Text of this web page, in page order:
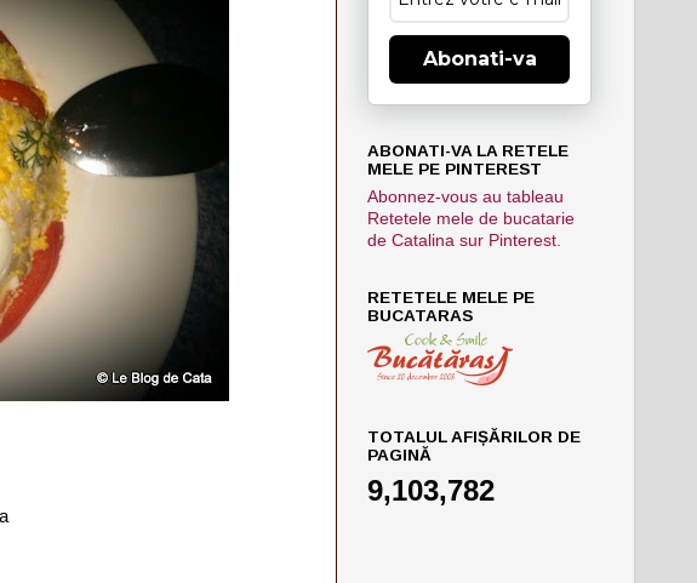
Abonati-va
ABONATI-VA LA RETELE
MELE PE PINTEREST
Abonnez-vous au tableau
Retetele mele de bucatarie
de Catalina sur Pinterest.
RETETELE MELE PE
BUCATARAS
TOTALUL AFIȘĂRILOR DE
PAGINĂ
9,103,782